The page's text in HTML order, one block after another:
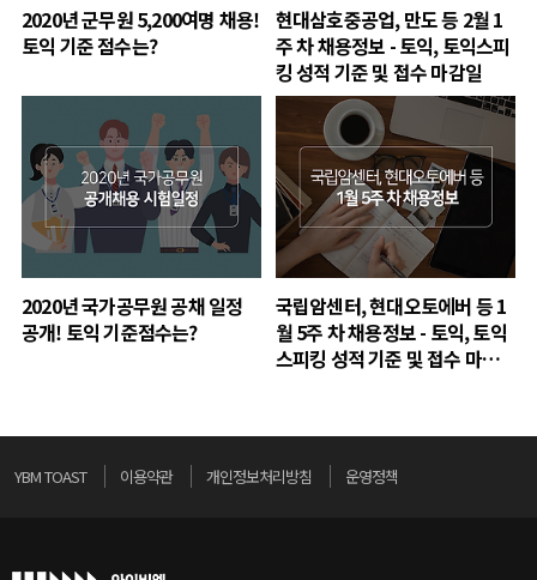
2020년 군무원 5,200여명 채용!
토익 기준 점수는?
현대삼호중공업, 만도 등 2월 1
주 차 채용정보 - 토익, 토익스피
킹 성적 기준 및 접수 마감일
2020년 국가공무원 공채 일정
공개! 토익 기준점수는?
국립암센터, 현대오토에버 등 1
월 5주 차 채용정보 - 토익, 토익
스피킹 성적 기준 및 접수 마감
YBM TOAST 이용약관 개인정보처리방침 운영정책